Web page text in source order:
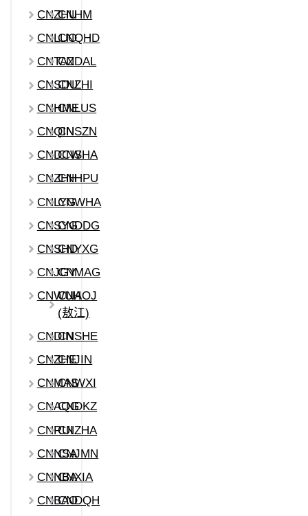
CNZHU
CNHM
CNLUOCNQHD
CNTAZCNDAL
CNSDU
CNZHI
CNHME
CNLUS
CNQINCNSZN
CNDCW
CNSHA
CNZHHCNHPU
CNLYGCNWHA
CNSYGCNDDG
CNSHDCNYXG
CNJGYCNMAG
CNWUH
CNAOJ
(敖江)
CNDINCNSHE
CNZHE
CNJIN
CNMAS
CNWXI
CNAQG
CNDKZ
CNRUICNZHA
CNNSACNJMN
CNNBA
CNXIA
CNBAOCNDQH